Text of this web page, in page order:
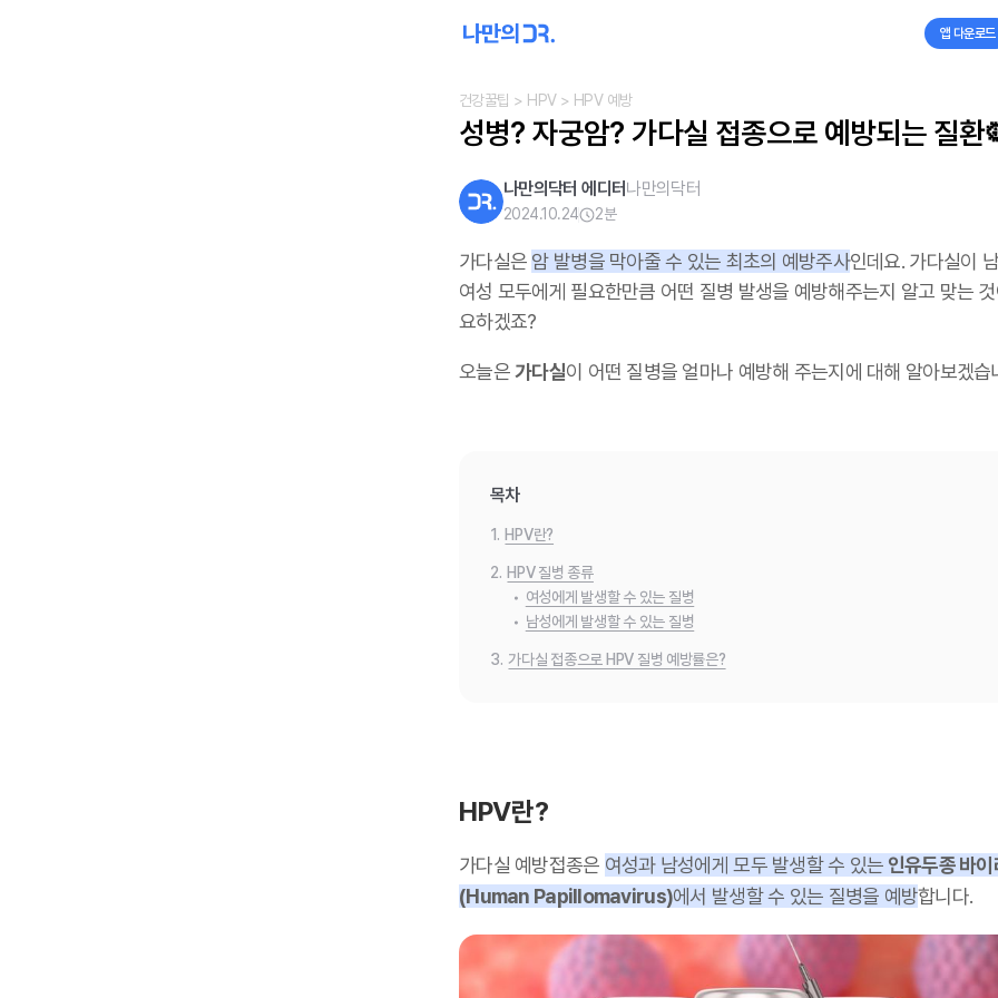
앱 다운로드
건강꿀팁 > HPV> HPV 예방
성병? 자궁암? 가다실 접종으로 예방되는 질환
나만의닥터 에디터나만의닥터
2024.10.24 2분
가다실은 암 발병을 막아줄 수 있는 최초의 예방주사인데요. 가다실이
여성 모두에게 필요한만큼 어떤 질병 발생을 예방해주는지 알고 맞는
요하겠죠?
오늘은가다실이 어떤 질병을 얼마나 예방해 주는지에 대해 알아보겠
목차
1. HPV란?
2. HPV 질병 종류
• 여성에게 발생할 수 있는 질병
• 남성에게 발생할 수 있는 질병
3. 가다실 접종으로 HPV 질병 예방률은?
HPV란?
가다실 예방접종은 여성과 남성에게 모두 발생할 수 있는 인유두종 바
(Human Papillomavirus)에서 발생할 수 있는 질병을 예방합니다.